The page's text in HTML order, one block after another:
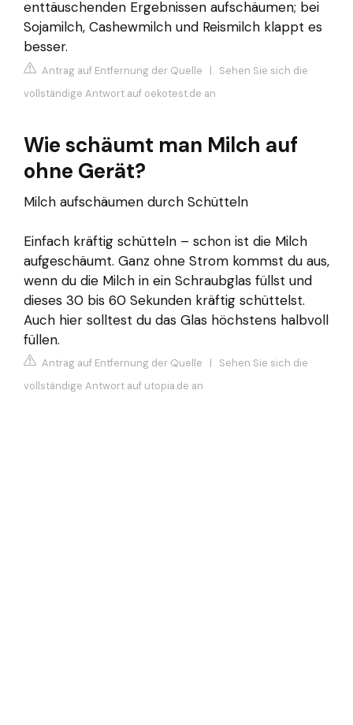
enttäuschenden Ergebnissen aufschäumen; bei
Sojamilch, Cashewmilch und Reismilch klappt es
besser.
Antrag auf Entfernung der Quelle | Sehen Sie sich die
vollständige Antwort auf oekotest.de an
Wie schäumt man Milch auf
ohne Gerät?
Milch aufschäumen durch Schütteln
Einfach kräftig schütteln – schon ist die Milch
aufgeschäumt. Ganz ohne Strom kommst du aus,
wenn du die Milch in ein Schraubglas füllst und
dieses 30 bis 60 Sekunden kräftig schüttelst.
Auch hier solltest du das Glas höchstens halbvoll
füllen.
Antrag auf Entfernung der Quelle | Sehen Sie sich die
vollständige Antwort auf utopia.de an